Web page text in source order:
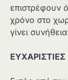
επιστρέφουν
χρόνο στο
γίνει
ΕΥΧΑΡΙΣΤΙΕΣ